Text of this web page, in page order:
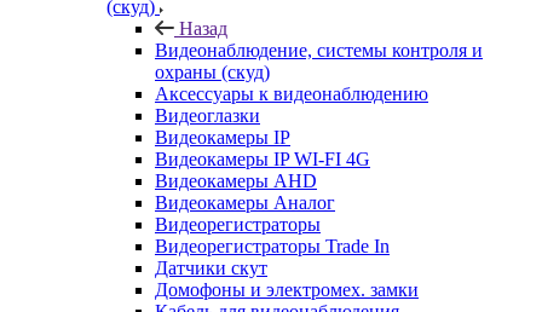
(скуд)
Назад
Видеонаблюдение, системы контроля и
охраны (скуд)
Аксессуары к видеонаблюдению
Видеоглазки
Видеокамеры IP
Видеокамеры IP WI-FI 4G
Видеокамеры AHD
Видеокамеры Аналог
Видеорегистраторы
Видеорегистраторы Trade In
Датчики скут
Домофоны и электромех. замки